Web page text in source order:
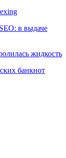
в выдаче
жидкость
банкнот